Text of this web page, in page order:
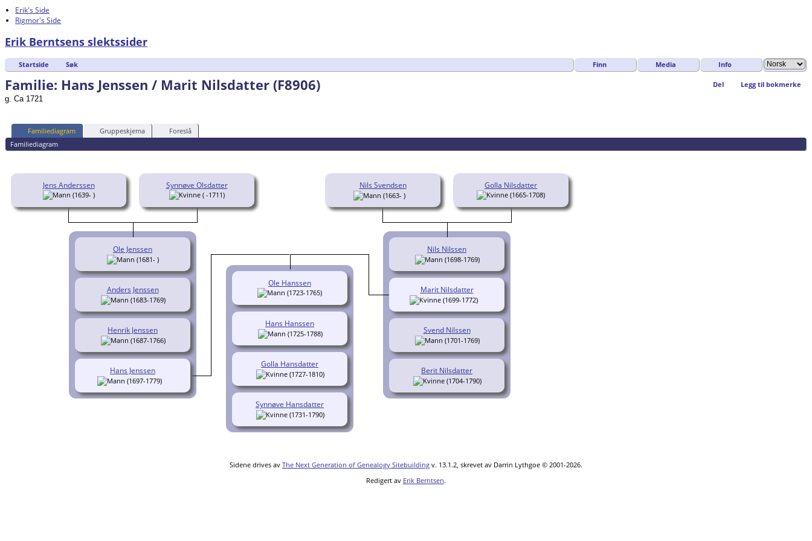
Erik's Side
Rigmor's Side
Erik Berntsens slektssider
Startside Søk Finn Media Info
Del Legg til bokmerke
Familie: Hans Jenssen / Marit Nilsdatter (F8906)
g. Ca 1721
Familiediagram Gruppeskjema
Foreslå
Familiediagram
Jens Anderssen
(1639- )
Synnøve Olsdatter
( -1711)
Ole Jenssen
(1681- )
Anders Jenssen
(1683-1769)
Henrik Jenssen
(1687-1766)
Nils Svendsen
(1663- )
Golla Nilsdatter
(1665-1708)
Nils Nilssen
(1698-1769)
Svend Nilssen
(1701-1769)
Berit Nilsdatter
(1704-1790)
Hans Jenssen
(1697-1779)
Marit Nilsdatter
(1699-1772)
Ole Hanssen
(1723-1765)
Hans Hanssen
(1725-1788)
Golla Hansdatter
(1727-1810)
Synnøve Hansdatter
(1731-1790)
Sidene drives av The Next Generation of Genealogy Sitebuilding v. 13.1.2, skrevet av Darrin Lythgoe © 2001-2026.
Redigert av Erik Berntsen.